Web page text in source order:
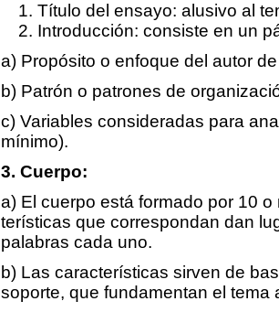
Título del ensayo: alusivo al
Introducción: consiste en un
a) Propósito o enfoque del autor
b) Patrón o patrones de
c) Variables consideradas para
mínimo).
3. Cuerpo:
a) El cuerpo está formado por 10
terísticas que correspondan dan
palabras cada uno.
b) Las características sirven de
soporte, que fundamentan el tema